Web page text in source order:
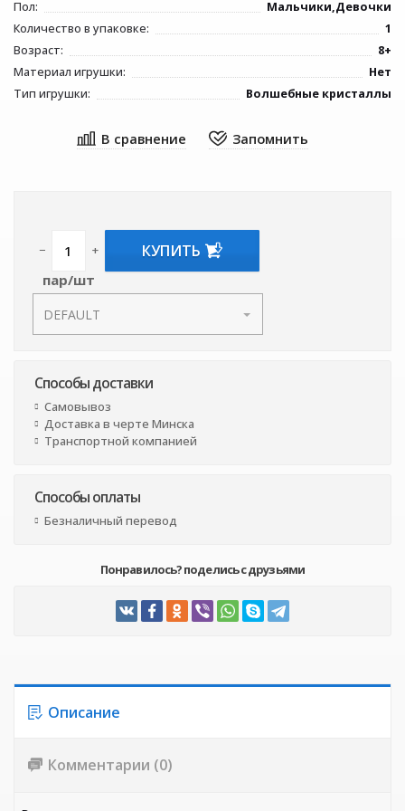
Пол:
Мальчики,Девочки
Количество в упаковке:
1
Возраст:
8+
Материал игрушки:
Нет
Тип игрушки:
Волшебные кристаллы
− +
пар/шт
КУПИТЬ
Способы доставки
Самовывоз
Доставка в черте Минска
Транспортной компанией
Способы оплаты
Безналичный перевод
Понравилось? поделись с друзьями
Описание
Комментарии (0)